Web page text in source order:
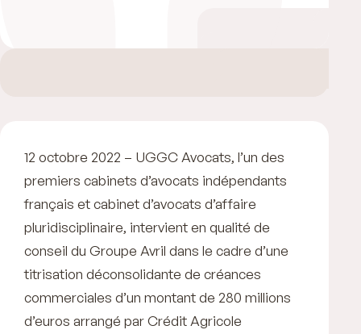
12 octobre 2022 – UGGC Avocats, l’un des
premiers cabinets d’avocats indépendants
français et cabinet d’avocats d’affaire
pluridisciplinaire, intervient en qualité de
conseil du Groupe Avril dans le cadre d’une
titrisation déconsolidante de créances
commerciales d’un montant de 280 millions
d’euros arrangé par Crédit Agricole